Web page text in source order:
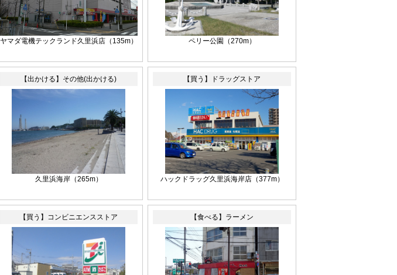
ヤマダ電機テックランド久里浜店（135m） ペリー公園（270m）
【出かける】その他(出かける)
久里浜海岸（265m）
【買う】ドラッグストア
ハックドラッグ久里浜海岸店（377m）
【買う】コンビニエンスストア 【食べる】ラーメン